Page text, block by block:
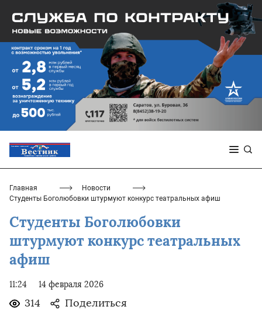
Главная
Новости
Студенты Боголюбовки штурмуют конкурс театральных афиш
Студенты Боголюбовки
штурмуют конкурс театральных
афиш
11:24 14 февраля 2026
314 Поделиться